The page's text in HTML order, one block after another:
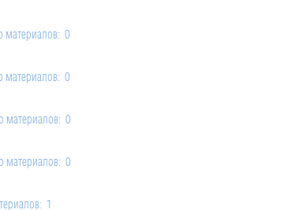
материалов: 0
материалов: 0
материалов: 0
материалов: 0
1